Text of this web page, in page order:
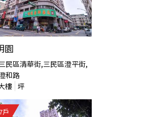
園
民區清華街,三民區澄平街,
和路
樓 坪
戶